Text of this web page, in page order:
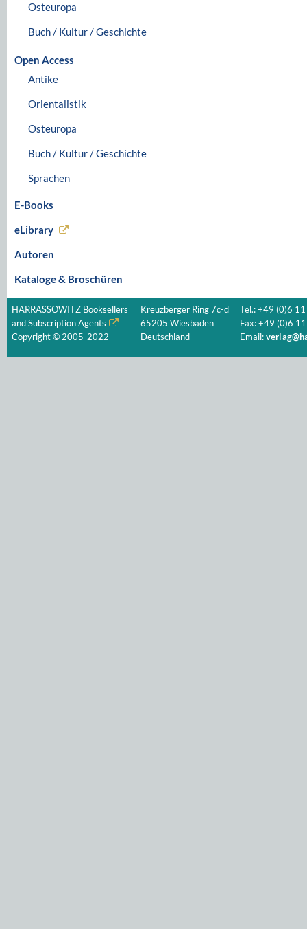
Osteuropa
Buch / Kultur / Geschichte
Open Access
Antike
Orientalistik
Osteuropa
Buch / Kultur / Geschichte
Sprachen
E-Books
eLibrary
Autoren
Kataloge & Broschüren
HARRASSOWITZ Booksellers
and Subscription Agents
Copyright © 2005-2022
Kreuzberger Ring 7c-d
65205 Wiesbaden
Deutschland
Tel.: +49 (0)6
Fax: +49 (0)6
Email: